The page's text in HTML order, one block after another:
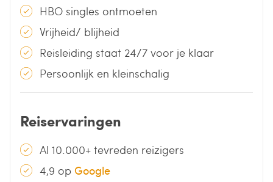
HBO singles ontmoeten
Vrijheid/ blijheid
Reisleiding staat 24/7 voor je klaar
Persoonlijk en kleinschalig
Reiservaringen
Al 10.000+ tevreden reizigers
4,9 op Google